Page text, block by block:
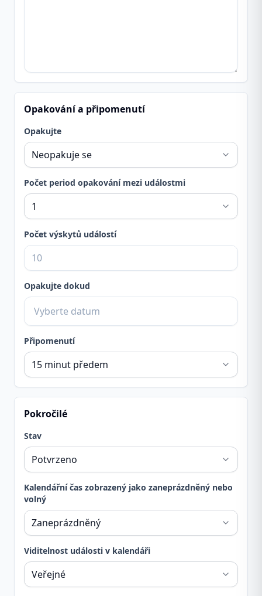
Opakování a připomenutí
Opakujte
Počet period opakování mezi událostmi
Počet výskytů událostí
Opakujte dokud
Připomenutí
Pokročilé
Stav
Kalendářní čas zobrazený jako zaneprázdněný nebo
volný
Viditelnost události v kalendáři